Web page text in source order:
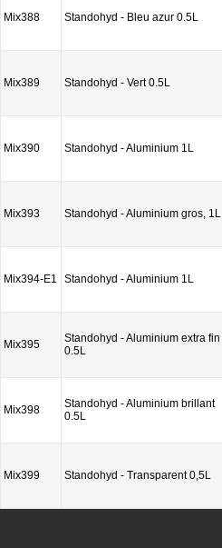
Mix388 Standohyd - Bleu azur 0.5L
Mix389 Standohyd - Vert 0.5L
Mix390 Standohyd - Aluminium 1L
Mix393 Standohyd - Aluminium gros, 1L
Mix394-E1 Standohyd - Aluminium 1L
Mix395
Standohyd - Aluminium extra fin
0.5L
Mix398
Standohyd - Aluminium brillant
0.5L
Mix399 Standohyd - Transparent 0,5L